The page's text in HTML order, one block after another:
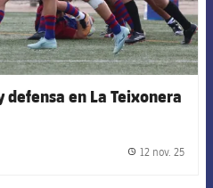
en La Teixonera
12 nov. 25